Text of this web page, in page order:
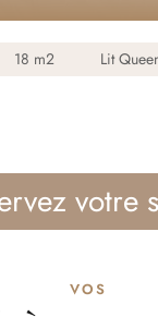
18 m2 Lit
votre
VOS